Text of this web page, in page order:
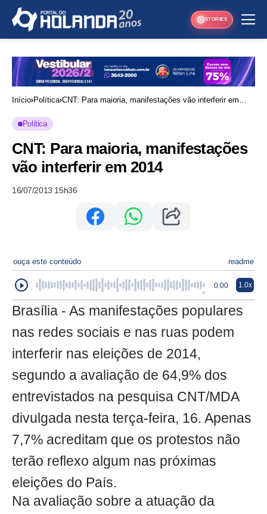
STORIES
Início Política CNT: Para maioria, manifestações vão interferir em
Política
CNT: Para maioria, manifestações
vão interferir em 2014
16/07/2013 15h36
ouça este conteúdo readme
0:00 1.0x
Brasília - As manifestações populares
nas redes sociais e nas ruas podem
interferir nas eleições de 2014,
segundo a avaliação de 64,9% dos
entrevistados na pesquisa CNT/MDA
divulgada nesta terça-feira, 16. Apenas
7,7% acreditam que os protestos não
terão reflexo algum nas próximas
eleições do País.
Na avaliação sobre a atuação da